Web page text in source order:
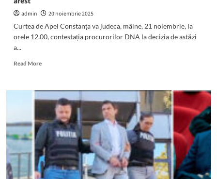
în
în
care
de
influență
admin
20 noiembrie 2025
Curtea de Apel Constanța va judeca, mâine, 21 noiembrie, la
orele 12.00, contestația procurorilor DNA la decizia de astăzi
a...
Read MoreRead
De
pe
zi
pe
alta:
Curtea
de
Apel
Constanța